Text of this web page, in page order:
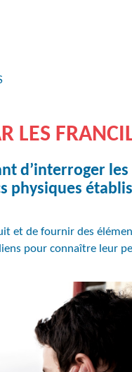
LES
d’interroger
physiques
de fournir des
pour connaître leur